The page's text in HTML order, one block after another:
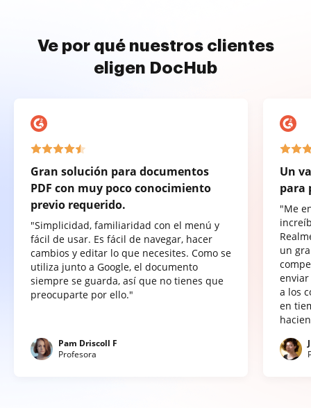
Ve por qué nuestros clientes
eligen DocHub
Gran solución para documentos
PDF con muy poco conocimiento
previo requerido.
"Simplicidad, familiaridad con el menú y
fácil de usar. Es fácil de navegar, hacer
cambios y editar lo que necesites. Como se
utiliza junto a Google, el documento
siempre se guarda, así que no tienes que
preocuparte por ello."
Pam Driscoll F
Profesora
Un
para
"Me
un
a los
en